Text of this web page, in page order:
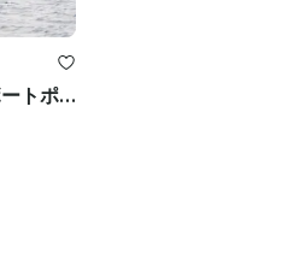
ロードス島の21フィートスピードボートポセイドン640—キャビンとトイレ付きスキッパーツアー